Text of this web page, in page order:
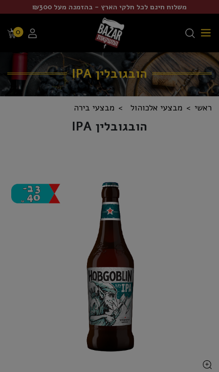
משלוח חינם לכל חלקי הארץ - בהזמנה מעל ₪300
0
הובגובלין IPA
ראשי מבצעי אלכוהול מבצעי בירה
הובגובלין IPA